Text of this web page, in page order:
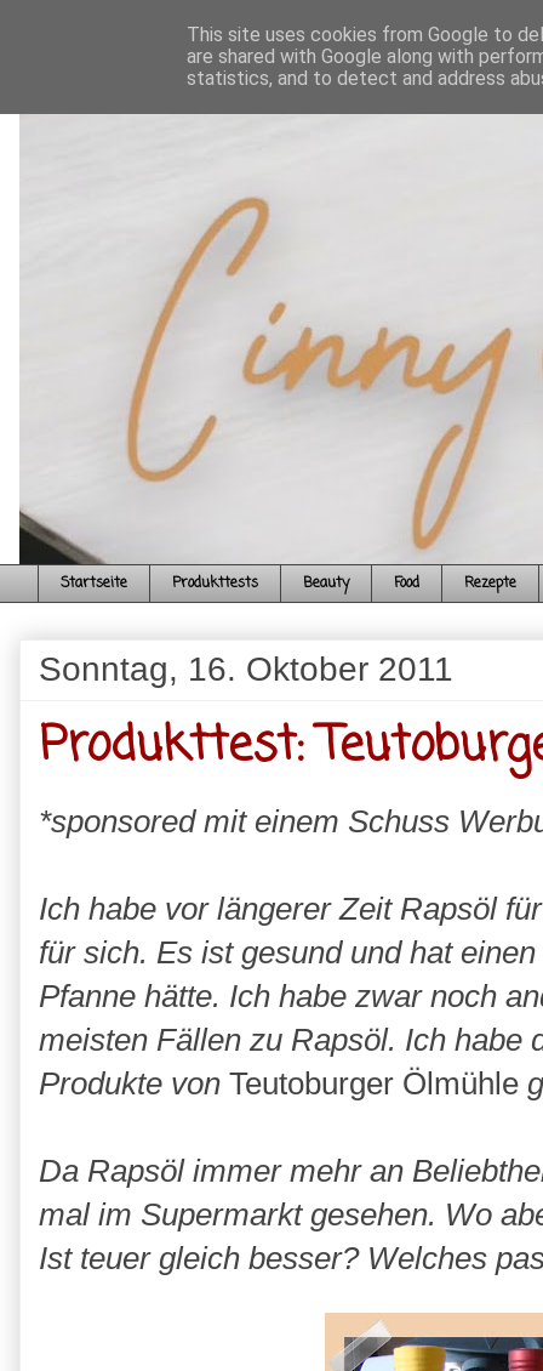
Startseite Produkttests Beauty Food Rezepte
Sonntag, 16. Oktober 2011
Produkttest:
*sponsored mit einem Schuss
Ich habe vor längerer Zeit Rapsöl
für sich. Es ist gesund und hat
Pfanne hätte. Ich habe zwar noch
meisten Fällen zu Rapsöl. Ich habe
Produkte von Teutoburger Ölmühle
Da Rapsöl immer mehr an
mal im Supermarkt gesehen. Wo
Ist teuer gleich besser? Welches
This site uses cookies from Google to
are shared with Google along with
statistics, and to detect and address